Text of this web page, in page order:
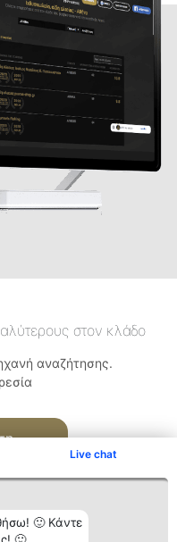
Live chat
🙂 Κάντε
στον κλάδο
αναζήτησης.